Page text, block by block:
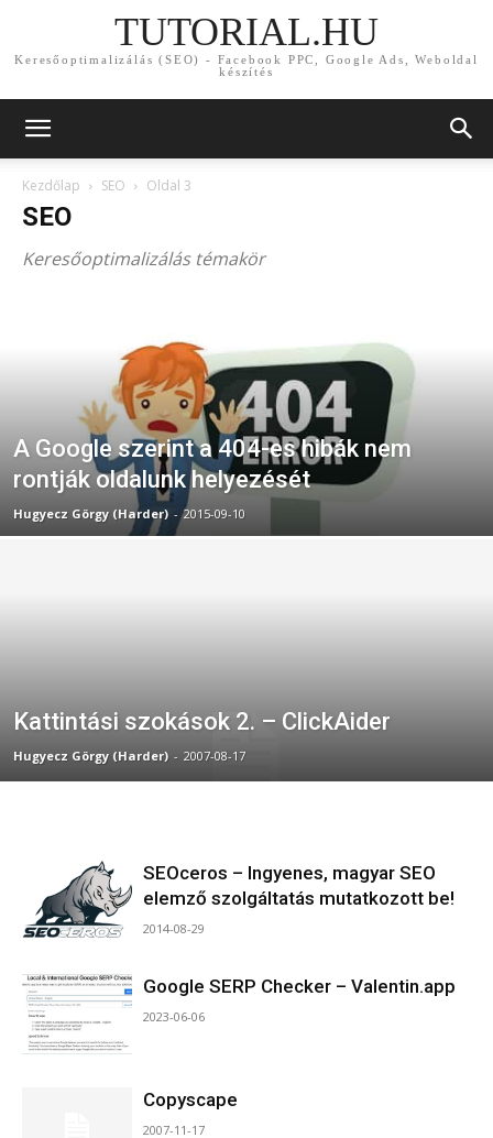
TUTORIAL.HU
Keresőoptimalizálás (SEO) - Facebook PPC, Google Ads, Weboldal
készítés
Kezdőlap SEO Oldal 3
SEO
Keresőoptimalizálás témakör
A Google szerint a 404-es hibák nem
rontják oldalunk helyezését
Hugyecz Görgy (Harder) - 2015-09-10
Kattintási szokások 2. – ClickAider
Hugyecz Görgy (Harder) - 2007-08-17
SEOceros – Ingyenes, magyar SEO
elemző szolgáltatás mutatkozott be!
2014-08-29
Google SERP Checker – Valentin.app
2023-06-06
Copyscape
2007-11-17